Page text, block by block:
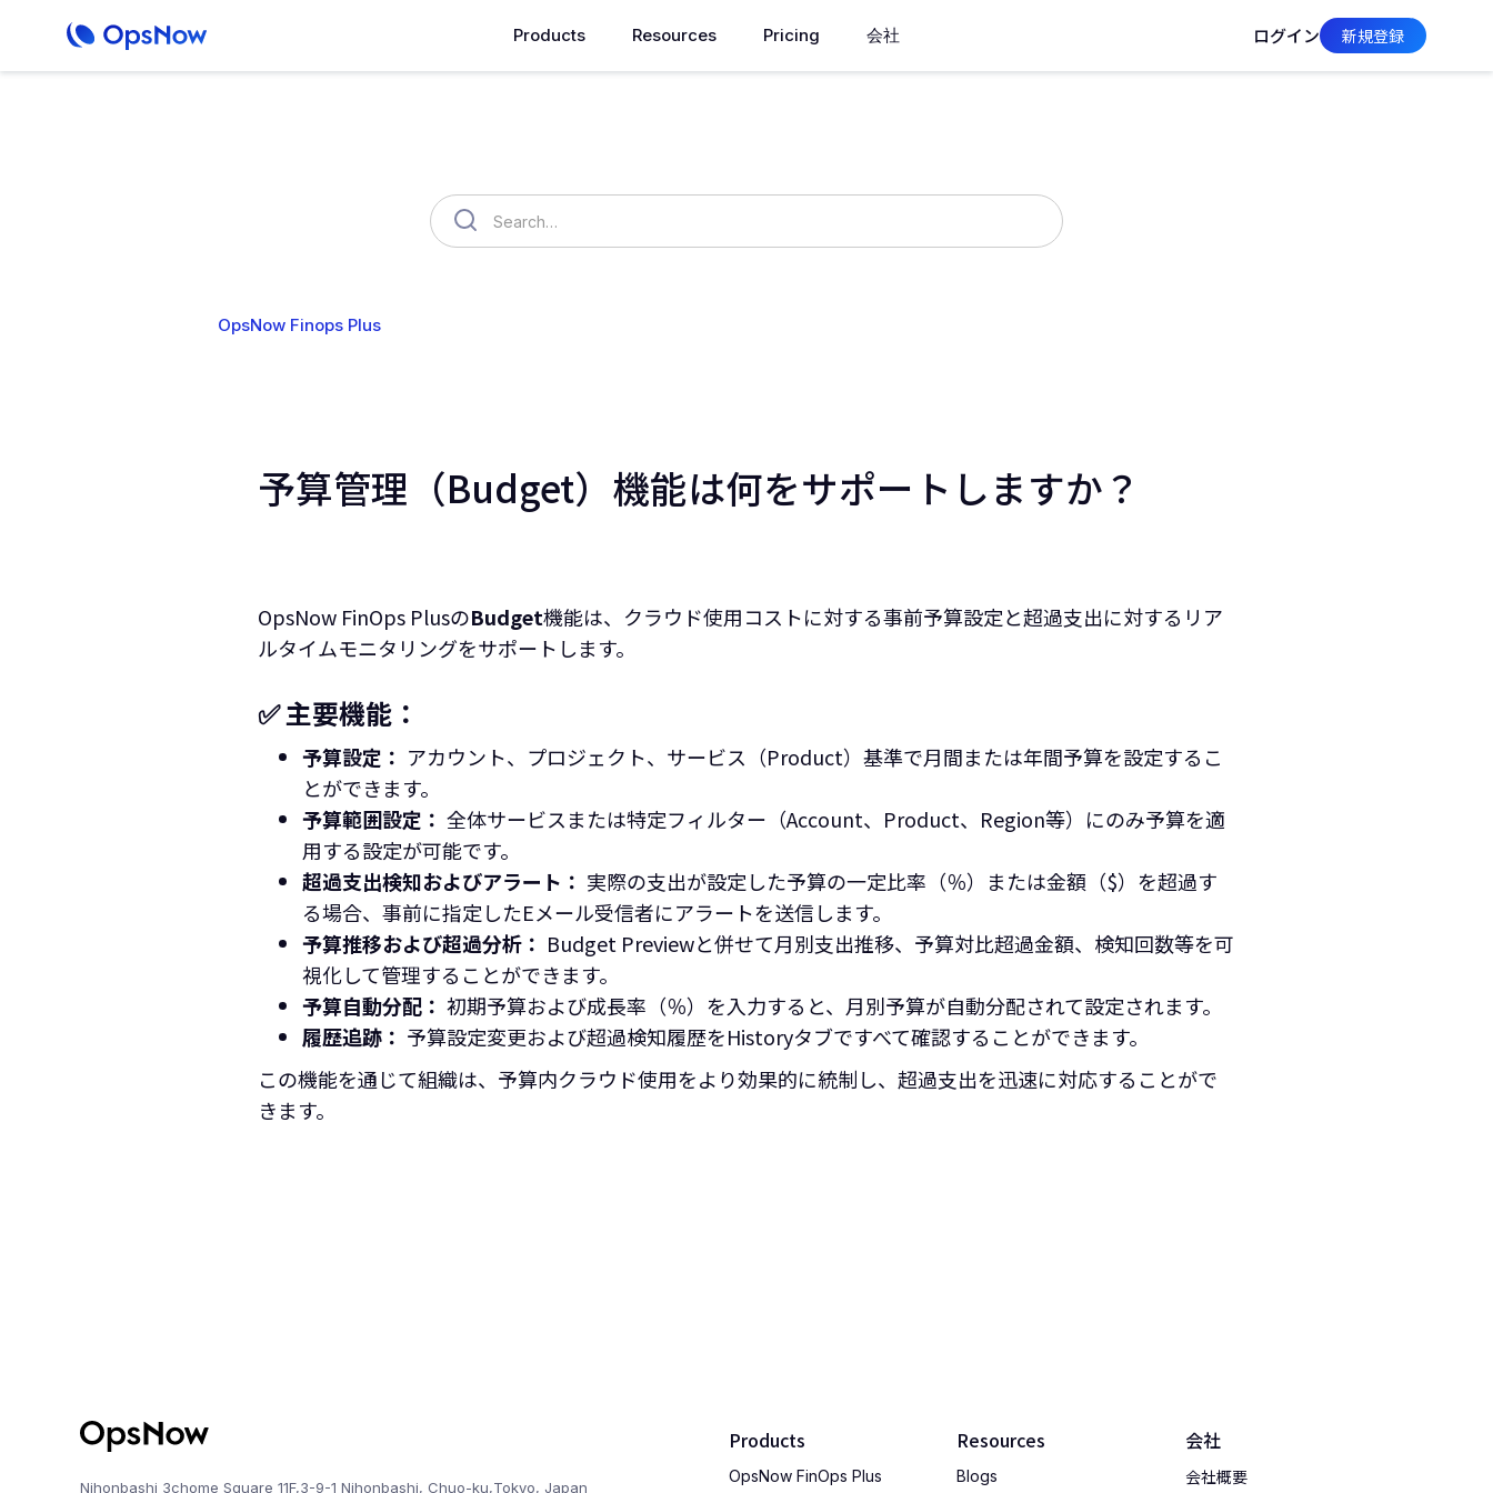
Products Resources Pricing 会社 ログイン 新規登録
OpsNow Finops Plus
予算管理（Budget）機能は何をサポートしますか？
OpsNow FinOps PlusのBudget機能は、クラウド使用コストに対する事前予算設定と超過支出に対するリア
ルタイムモニタリングをサポートします。
✅ 主要機能：
予算設定： アカウント、プロジェクト、サービス（Product）基準で月間または年間予算を設定するこ
とができます。
予算範囲設定： 全体サービスまたは特定フィルター（Account、Product、Region等）にのみ予算を適
用する設定が可能です。
超過支出検知およびアラート： 実際の支出が設定した予算の一定比率（％）または金額（$）を超過す
る場合、事前に指定したEメール受信者にアラートを送信します。
予算推移および超過分析： Budget Previewと併せて月別支出推移、予算対比超過金額、検知回数等を可
視化して管理することができます。
予算自動分配： 初期予算および成長率（％）を入力すると、月別予算が自動分配されて設定されます。
履歴追跡： 予算設定変更および超過検知履歴をHistoryタブですべて確認することができます。
この機能を通じて組織は、予算内クラウド使用をより効果的に統制し、超過支出を迅速に対応することがで
きます。
Nihonbashi 3chome Square 11F,3-9-1 Nihonbashi, Chuo-ku,Tokyo, Japan
Products
OpsNow FinOps Plus
Resources
Blogs
会社
会社概要